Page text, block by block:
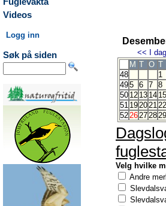
Videos
Logg inn
Søk på siden << I dag
M T O T
48
1
495 6 7 8
50 12 13 14 15
51 19202122
5226272829
Velg hvilke
Andre